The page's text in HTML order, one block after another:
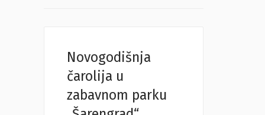
Novogodišnja
čarolija u
zabavnom parku